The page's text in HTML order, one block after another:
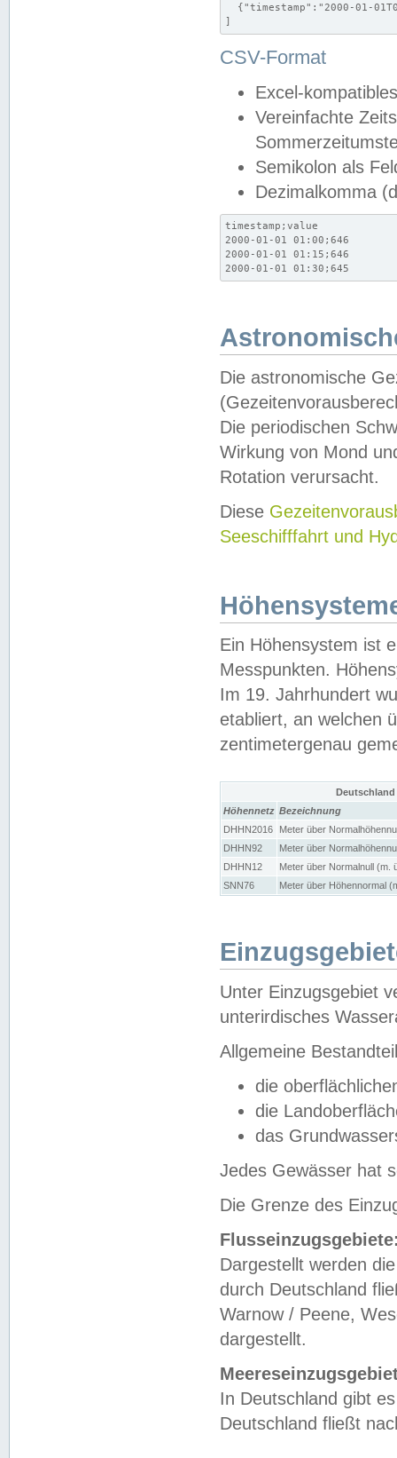
{"timestamp":"2000-01-
]
CSV-Format
Excel-
Vereinfachte
Semikolon als
Dezimalkomma
timestamp;value
2000-01-01 01:00;646
2000-01-01 01:15;646
2000-01-01 01:30;645
Die astronomische
Die periodischen
Wirkung von Mond
Rotation verursacht.
Diese
Seeschifffahrt und
Ein Höhensystem ist
Messpunkten.
Im 19. Jahrhundert
etabliert, an welchen
zentimetergenau
Höhennetz Bezeichnung
DHHN2016
Meter über
DHHN92
Meter über
DHHN12
Meter über Normalnull (m.
SNN76
Meter über Höhennormal
Unter Einzugsgebiet
unterirdisches
Allgemeine
die
die
das
Jedes Gewässer hat
Die Grenze des
Dargestellt werden
durch Deutschland
Warnow / Peene,
dargestellt.
In Deutschland gibt
Deutschland fließt